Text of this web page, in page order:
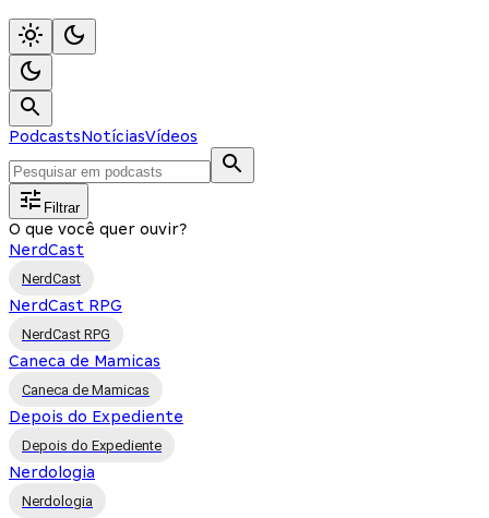
PodcastsNotíciasVídeos
Filtrar
O que você quer ouvir?
NerdCast
NerdCast
NerdCast RPG
NerdCast RPG
Caneca de Mamicas
Caneca de Mamicas
Depois do Expediente
Depois do Expediente
Nerdologia
Nerdologia